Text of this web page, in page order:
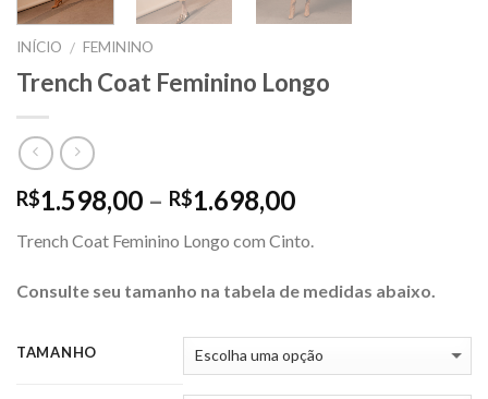
INÍCIO / FEMININO
Trench Coat Feminino Longo
R$1.598,00 – R$1.698,00Price
R$1.598,00
through
R$1.698,00
Trench Coat Feminino Longo com Cinto.
Consulte seu tamanho na tabela de medidas abaixo.
TAMANHO